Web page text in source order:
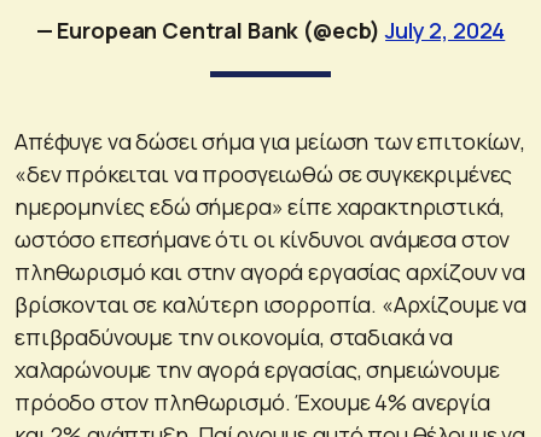
— European Central Bank (@ecb)July 2, 2024
Απέφυγε να δώσει σήμα για μείωση των επιτοκίων,
«δεν πρόκειται να προσγειωθώ σε συγκεκριμένες
ημερομηνίες εδώ σήμερα» είπε χαρακτηριστικά,
ωστόσο επεσήμανε ότι οι κίνδυνοι ανάμεσα στον
πληθωρισμό και στην αγορά εργασίας αρχίζουν να
βρίσκονται σε καλύτερη ισορροπία. «Αρχίζουμε να
επιβραδύνουμε την οικονομία, σταδιακά να
χαλαρώνουμε την αγορά εργασίας, σημειώνουμε
πρόοδο στον πληθωρισμό. Έχουμε 4% ανεργία